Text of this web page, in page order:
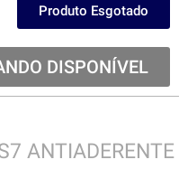
Produto Esgotado
DISPONÍVEL
ANTIADERENTE